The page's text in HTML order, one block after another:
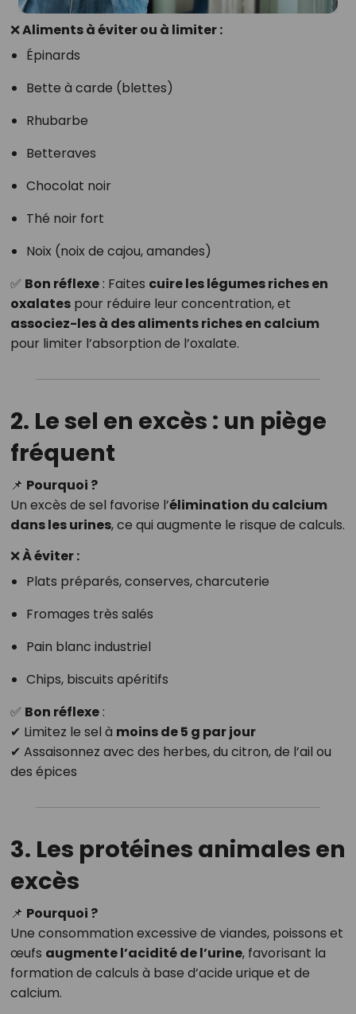
❌ Aliments à éviter ou à limiter :
Épinards
Bette à carde (blettes)
Rhubarbe
Betteraves
Chocolat noir
Thé noir fort
Noix (noix de cajou, amandes)
✅ Bon réflexe: Faites cuire les légumes riches en
oxalatespour réduire leur concentration, et
associez-les à des aliments riches en calcium
pour limiter l’absorption de l’oxalate.
2. Le sel en excès : un piège
fréquent
📌 Pourquoi ?
Un excès de sel favorise l’élimination du calcium
dans les urines, ce qui augmente le risque de calculs.
❌ À éviter :
Plats préparés, conserves, charcuterie
Fromages très salés
Pain blanc industriel
Chips, biscuits apéritifs
✅ Bon réflexe:
✔ Limitez le sel à moins de 5 g par jour
✔ Assaisonnez avec des herbes, du citron, de l’ail ou
des épices
3. Les protéines animales en
excès
📌 Pourquoi ?
Une consommation excessive de viandes, poissons et
œufs augmente l’acidité de l’urine, favorisant la
formation de calculs à base d’acide urique et de
calcium.